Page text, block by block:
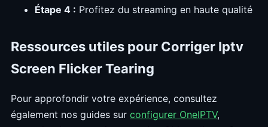
Étape 4 : Profitez du streaming en haute qualité
Ressources utiles pour Corriger Iptv
Screen Flicker Tearing
Pour approfondir votre expérience, consultez
également nos guides sur configurer OneIPTV,